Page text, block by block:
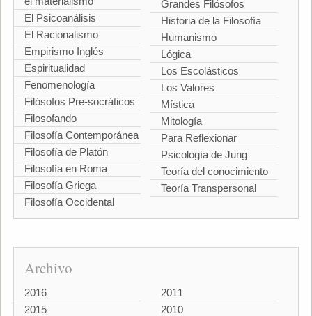
El Psicoanálisis
El Racionalismo
Empirismo Inglés
Espiritualidad
Fenomenología
Filósofos Pre-socráticos
Filosofando
Filosofía Contemporánea
Filosofía de Platón
Filosofía en Roma
Filosofía Griega
Filosofía Occidental
Grandes Filósofos
Historia de la Filosofía
Humanismo
Lógica
Los Escolásticos
Los Valores
Mística
Mitología
Para Reflexionar
Psicología de Jung
Teoría del conocimiento
Teoría Transpersonal
Archivo
2016
2015
2011
2010